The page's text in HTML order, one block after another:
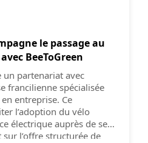
le passage au
BeeToGreen
un partenariat avec
francilienne spécialisée
entreprise. Ce
l’adoption du vélo
électrique auprès de ses
sur l’offre structurée de